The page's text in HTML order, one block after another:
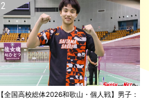
【全国高校総体2026和歌山・個人戦】男子：